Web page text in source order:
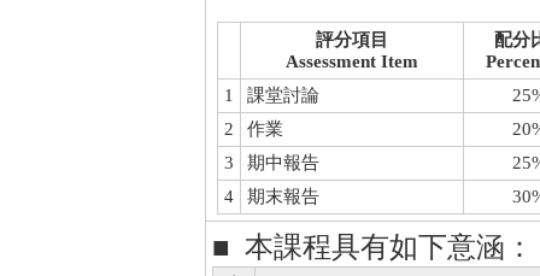
評分項目
Assessment Item
配分
1
課堂討論
2
作業
3
期中報告
4
期末報告
■ 本課程具有如下意涵：